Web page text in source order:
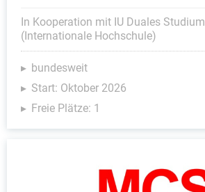
In Kooperation mit IU Duales Studium
(Internationale Hochschule)
bundesweit
Start: Oktober 2026
Freie Plätze: 1